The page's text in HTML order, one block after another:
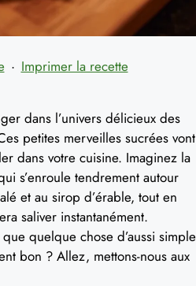
· Imprimer la recette
dans l’univers délicieux des
petites merveilles sucrées vont
dans votre cuisine. Imaginez la
s’enroule tendrement autour
et au sirop d’érable, tout en
saliver instantanément.
quelque chose d’aussi simple
bon ? Allez, mettons-nous aux